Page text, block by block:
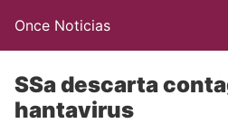
Once Noticias
SSa descarta
hantavirus